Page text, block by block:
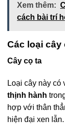
Xem thêm:
cách bài trí
Các loại
Cây cọ ta
Loại cây này
thịnh hành
hợp với thân
hiện đại xen lẫn.